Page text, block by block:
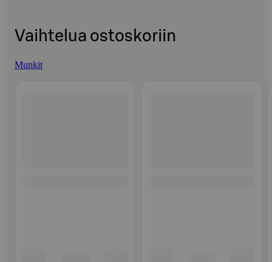
Vaihtelua ostoskoriin
Munkit